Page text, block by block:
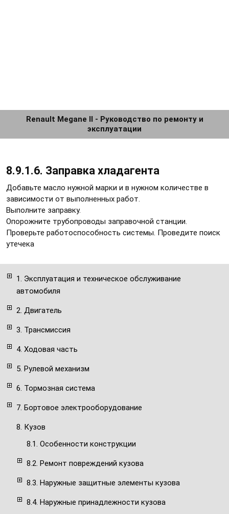
Renault Megane II - Руководство по ремонту и
эксплуатации
1. Эксплуатация и техническое обслуживание
автомобиля
2. Двигатель
3. Трансмиссия
4. Ходовая часть
5. Рулевой механизм
6. Тормозная система
7. Бортовое электрооборудование
8. Кузов
8.1. Особенности конструкции
8.2. Ремонт повреждений кузова
8.3. Наружные защитные элементы кузова
8.4. Наружные принадлежности кузова
8.9.1.6. Заправка хладагента
Добавьте масло нужной марки и в нужном количестве в
зависимости от выполненных работ.
Выполните заправку.
Опорожните трубопроводы заправочной станции.
Проверьте работоспособность системы. Проведите поиск
утечека